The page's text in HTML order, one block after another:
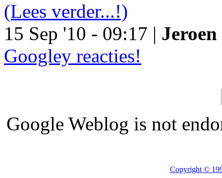
(Lees verder...!)
15 Sep '10 - 09:17 |
Googley reacties!
Google Weblog is not
Copyright ©